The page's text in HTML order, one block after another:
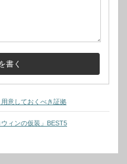
意しておくべき証拠
ィンの仮装」BEST5